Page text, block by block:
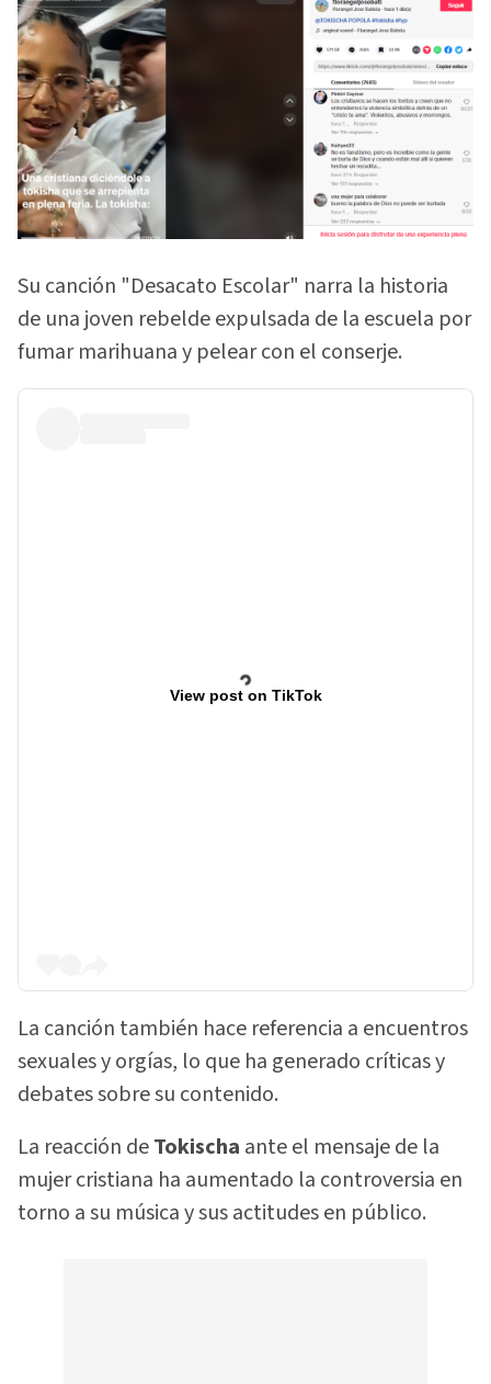
Su canción "Desacato Escolar" narra la historia
de una joven rebelde expulsada de la escuela por
fumar marihuana y pelear con el conserje.
View post on TikTok
La canción también hace referencia a encuentros
sexuales y orgías, lo que ha generado críticas y
debates sobre su contenido.
La reacción deTokischa ante el mensaje de la
mujer cristiana ha aumentado la controversia en
torno a su música y sus actitudes en público.